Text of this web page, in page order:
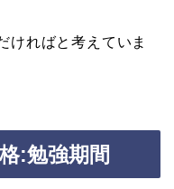
ければと考えていま
:勉強期間